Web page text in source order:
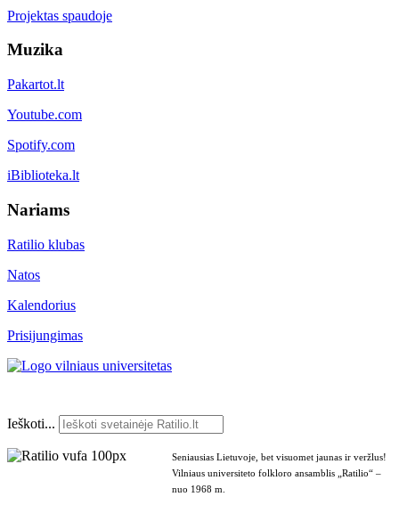
Projektas spaudoje
Muzika
Pakartot.lt
Youtube.com
Spotify.com
iBiblioteka.lt
Nariams
Ratilio klubas
Natos
Kalendorius
Prisijungimas
Ieškoti...
Seniausias Lietuvoje, bet visuomet jaunas ir veržlus!
Vilniaus universiteto folkloro ansamblis „Ratilio“ –
nuo 1968 m.